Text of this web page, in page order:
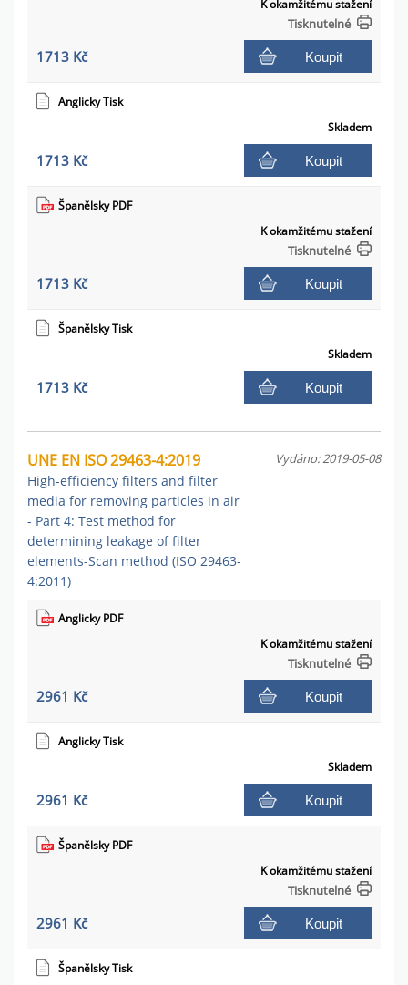
K okamžitému stažení
Tisknutelné
1713 Kč Koupit
Anglicky Tisk
Skladem
1713 Kč Koupit
Španělsky PDF
K okamžitému stažení
Tisknutelné
1713 Kč Koupit
Španělsky Tisk
Skladem
1713 Kč Koupit
UNE EN ISO 29463-4:2019
High-efficiency filters and filter
media for removing particles in air
- Part 4: Test method for
determining leakage of filter
elements-Scan method (ISO 29463-
4:2011)
Vydáno: 2019-05-08
Anglicky PDF
K okamžitému stažení
Tisknutelné
2961 Kč Koupit
Anglicky Tisk
Skladem
2961 Kč Koupit
Španělsky PDF
K okamžitému stažení
Tisknutelné
2961 Kč Koupit
Španělsky Tisk